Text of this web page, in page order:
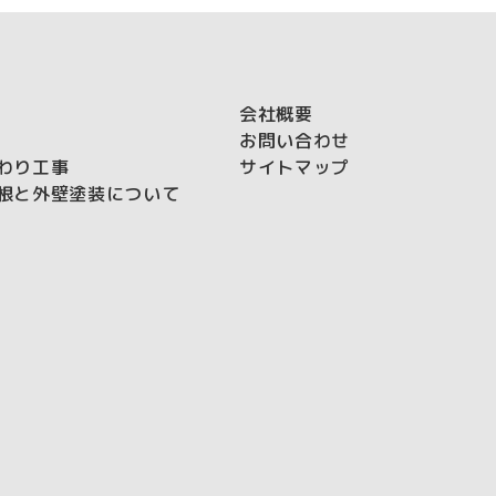
り工事
と外壁塗装について
会社概要
お問い合わせ
サイトマップ